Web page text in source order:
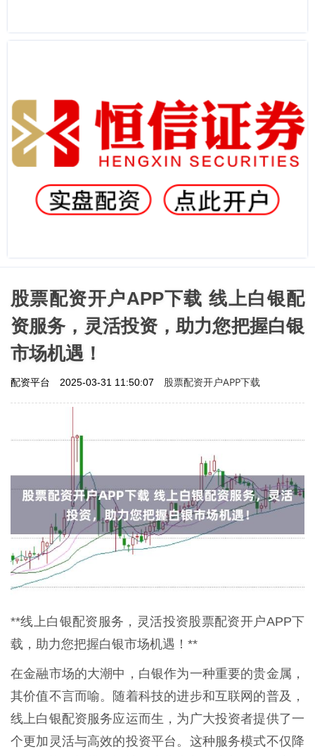
股票配资开户APP下载 线上白银配
资服务，灵活投资，助力您把握白银
市场机遇！
配资平台 2025-03-31 11:50:07 股票配资开户APP下载
**线上白银配资服务，灵活投资股票配资开户APP下
载，助力您把握白银市场机遇！**
在金融市场的大潮中，白银作为一种重要的贵金属，
其价值不言而喻。随着科技的进步和互联网的普及，
线上白银配资服务应运而生，为广大投资者提供了一
个更加灵活与高效的投资平台。这种服务模式不仅降